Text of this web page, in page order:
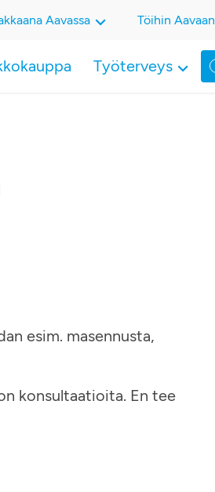
Työterveys
Aavassa Töihin Aavaan
esim. masennusta,
konsultaatioita. En tee